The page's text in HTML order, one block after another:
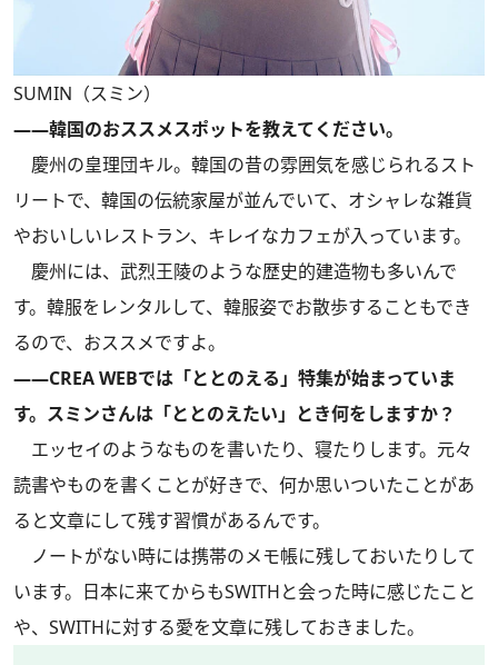
SUMIN（スミン）
――韓国のおススメスポットを教えてください。
慶州の皇理団キル。韓国の昔の雰囲気を感じられるスト
リートで、韓国の伝統家屋が並んでいて、オシャレな雑貨
やおいしいレストラン、キレイなカフェが入っています。
慶州には、武烈王陵のような歴史的建造物も多いんで
す。韓服をレンタルして、韓服姿でお散歩することもでき
るので、おススメですよ。
――CREA WEBでは「ととのえる」特集が始まっていま
す。スミンさんは「ととのえたい」とき何をしますか？
エッセイのようなものを書いたり、寝たりします。元々
読書やものを書くことが好きで、何か思いついたことがあ
ると文章にして残す習慣があるんです。
ノートがない時には携帯のメモ帳に残しておいたりして
います。日本に来てからもSWITHと会った時に感じたこと
や、SWITHに対する愛を文章に残しておきました。